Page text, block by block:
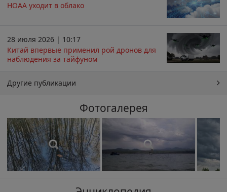
НОАА уходит в облако
28 июля 2026 | 10:17
Китай впервые применил рой дронов для
наблюдения за тайфуном
Другие публикации
Фотогалерея